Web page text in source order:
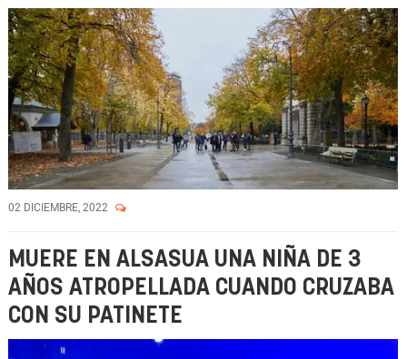
02 DICIEMBRE, 2022
MUERE EN ALSASUA UNA NIÑA DE 3
AÑOS ATROPELLADA CUANDO CRUZABA
CON SU PATINETE